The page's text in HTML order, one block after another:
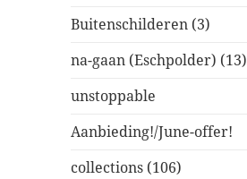
Buitenschilderen (3)
na-gaan (Eschpolder) (13)
unstoppable
Aanbieding!/June-offer!
collections (106)